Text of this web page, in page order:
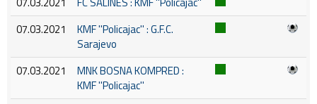
07.03.2021
KMF ''Policajac'' : G.F.C.
Sarajevo
07.03.2021
MNK BOSNA KOMPRED :
KMF ''Policajac''